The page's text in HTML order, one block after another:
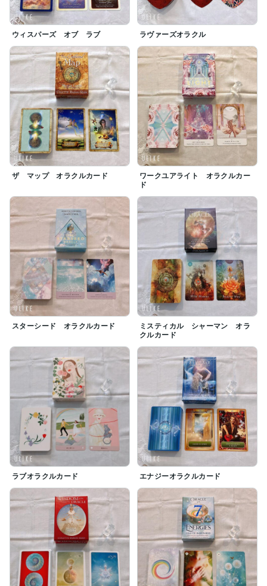
ウィスパーズ オブ ラブ ラヴァーズオラクル
ザ マップ オラクルカード
ワークユアライト オラクルカー
ド
スターシード オラクルカード
ミスティカル シャーマン オラ
クルカード
ラブオラクルカード エナジーオラクルカード